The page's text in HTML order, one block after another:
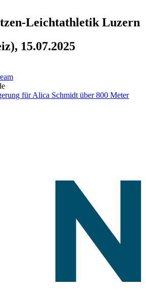
Leichtathletik Luzern
15.07.2025
für Alica Schmidt über 800 Meter